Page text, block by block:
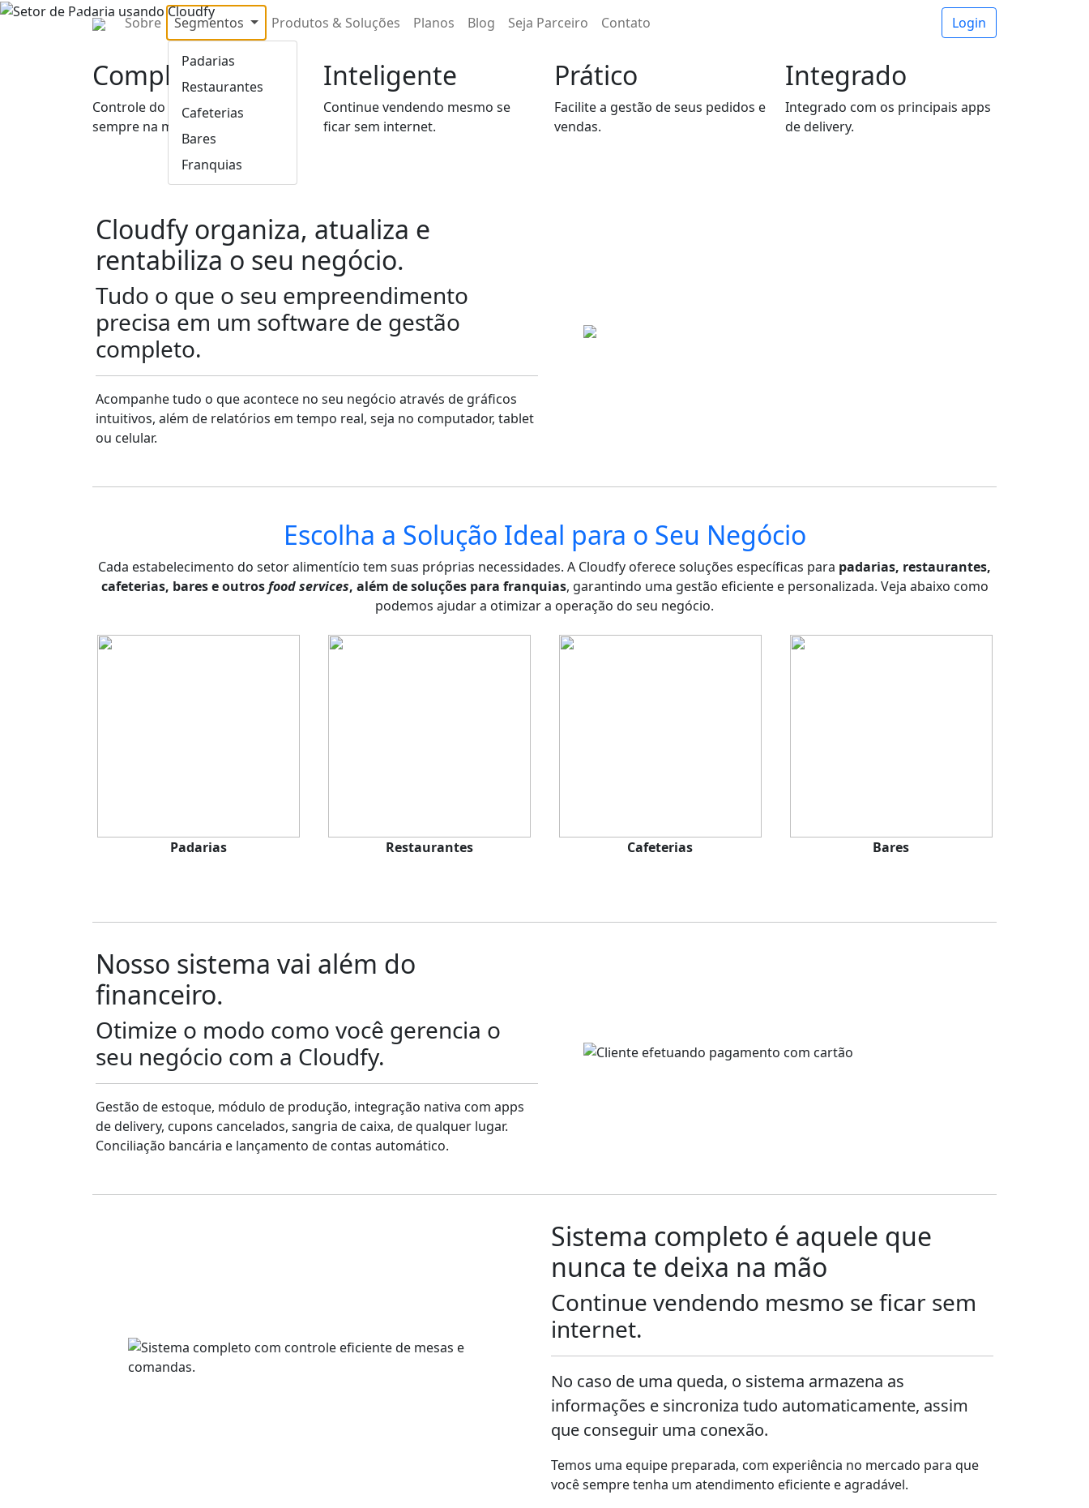
Sobre Segmentos
Padarias
Restaurantes
Cafeterias
Bares
Franquias
Produtos & Soluções Planos Blog Seja Parceiro Contato Login
Previous
Completo
Controle do seu estabelecimento
sempre na mão.
Inteligente
Continue vendendo mesmo se
ficar sem internet.
Prático
Facilite a gestão de seus pedidos e
vendas.
Integrado
Integrado com os principais apps
de delivery.
Cloudfy organiza, atualiza e
rentabiliza o seu negócio.
Tudo o que o seu empreendimento
precisa em um software de gestão
completo.
Acompanhe tudo o que acontece no seu negócio através de gráficos
intuitivos, além de relatórios em tempo real, seja no computador, tablet
ou celular.
Escolha a Solução Ideal para o Seu Negócio
Cada estabelecimento do setor alimentício tem suas próprias necessidades. A Cloudfy oferece soluções específicas para padarias, restaurantes,
cafeterias, bares e outrosfood services, além de soluções para franquias, garantindo uma gestão eficiente e personalizada. Veja abaixo como
podemos ajudar a otimizar a operação do seu negócio.
Padarias Restaurantes Cafeterias Bares
Nosso sistema vai além do
financeiro.
Otimize o modo como você gerencia o
seu negócio com a Cloudfy.
Gestão de estoque, módulo de produção, integração nativa com apps
de delivery, cupons cancelados, sangria de caixa, de qualquer lugar.
Conciliação bancária e lançamento de contas automático.
Sistema completo é aquele que
nunca te deixa na mão
Continue vendendo mesmo se ficar sem
internet.
No caso de uma queda, o sistema armazena as
informações e sincroniza tudo automaticamente, assim
que conseguir uma conexão.
Temos uma equipe preparada, com experiência no mercado para que
você sempre tenha um atendimento eficiente e agradável.